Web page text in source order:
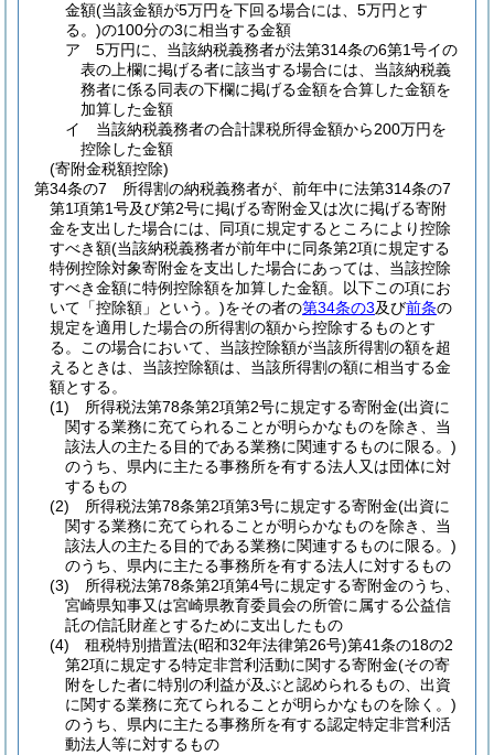
金額(当該金額が5万円を下回る場合には、5万円とす
る。)の100分の3に相当する金額
ア
5万円に、当該納税義務者が法第314条の6第1号イの
表の上欄に掲げる者に該当する場合には、当該納税義
務者に係る同表の下欄に掲げる金額を合算した金額を
加算した金額
イ
当該納税義務者の合計課税所得金額から200万円を
控除した金額
(寄附金税額控除)
第34条の7
所得割の納税義務者が、前年中に法第314条の7
第1項第1号及び第2号に掲げる寄附金又は次に掲げる寄附
金を支出した場合には、同項に規定するところにより控除
すべき額(当該納税義務者が前年中に同条第2項に規定する
特例控除対象寄附金を支出した場合にあっては、当該控除
すべき金額に特例控除額を加算した金額。以下この項にお
いて「控除額」という。)をその者の第34条の3及び前条の
規定を適用した場合の所得割の額から控除するものとす
る。
この場合において、当該控除額が当該所得割の額を超
えるときは、当該控除額は、当該所得割の額に相当する金
額とする。
(1)
所得税法第78条第2項第2号に規定する寄附金(出資に
関する業務に充てられることが明らかなものを除き、当
該法人の主たる目的である業務に関連するものに限る。)
のうち、県内に主たる事務所を有する法人又は団体に対
するもの
(2)
所得税法第78条第2項第3号に規定する寄附金(出資に
関する業務に充てられることが明らかなものを除き、当
該法人の主たる目的である業務に関連するものに限る。)
のうち、県内に主たる事務所を有する法人に対するもの
(3)
所得税法第78条第2項第4号に規定する寄附金のうち、
宮崎県知事又は宮崎県教育委員会の所管に属する公益信
託の信託財産とするために支出したもの
(4)
租税特別措置法(昭和32年法律第26号)第41条の18の2
第2項に規定する特定非営利活動に関する寄附金(その寄
附をした者に特別の利益が及ぶと認められるもの、出資
に関する業務に充てられることが明らかなものを除く。)
のうち、県内に主たる事務所を有する認定特定非営利活
動法人等に対するもの